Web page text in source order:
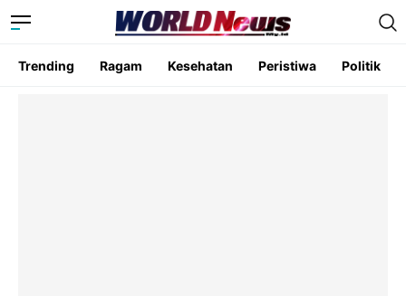
Trending Ragam Kesehatan Peristiwa Politik